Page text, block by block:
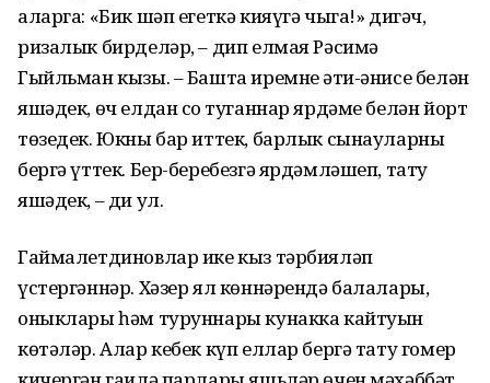
аларга: «Бик шәп егеткә кияүгә чыга!» дигәч,
ризалык бирделәр, – дип елмая Рәсимә
Гыйльман кызы. – Башта иремнең әти-әнисе белән
яшәдек, өч елдан соң туганнар ярдәме белән йорт
төзедек. Юкны бар иттек, барлык сынауларны
бергә үттек. Бер-беребезгә ярдәмләшеп, тату
яшәдек, – ди ул.
Гаймалетдиновлар ике кыз тәрбияләп
үстергәннәр. Хәзер ял көннәрендә балалары,
оныклары һәм туруннары кунакка кайтуын
көтәләр. Алар кебек күп еллар бергә тату гомер